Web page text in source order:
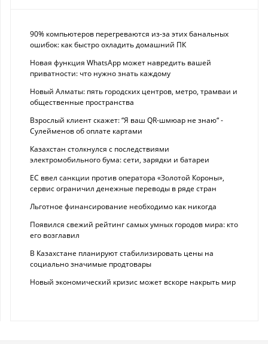
90% компьютеров перегреваются из-за этих банальных
ошибок: как быстро охладить домашний ПК
Новая функция WhatsApp может навредить вашей
приватности: что нужно знать каждому
Новый Алматы: пять городских центров, метро, трамваи и
общественные пространства
Взрослый клиент скажет: “Я ваш QR-шмюар не знаю“ -
Сулейменов об оплате картами
Казахстан столкнулся с последствиями
электромобильного бума: сети, зарядки и батареи
ЕС ввел санкции против оператора «Золотой Короны»,
сервис ограничил денежные переводы в ряде стран
Льготное финансирование необходимо как никогда
Появился свежий рейтинг самых умных городов мира: кто
его возглавил
В Казахстане планируют стабилизировать цены на
социально значимые продтовары
Новый экономический кризис может вскоре накрыть мир